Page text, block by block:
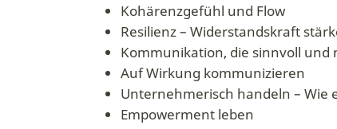
Kohärenzgefühl und Flow
Resilienz – Widerstandskraft
Kommunikation, die sinnvoll und
Auf Wirkung kommunizieren
Unternehmerisch handeln – Wie
Empowerment leben